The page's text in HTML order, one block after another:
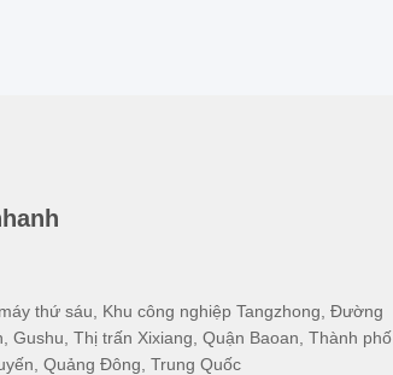
thứ sáu, Khu công nghiệp Tangzhong, Đường
Gushu, Thị trấn Xixiang, Quận Baoan, Thành phố
Quảng Đông, Trung Quốc